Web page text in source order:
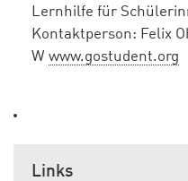
Lernhilfe für
Kontaktperson: Felix
W www.gostudent.org
Links